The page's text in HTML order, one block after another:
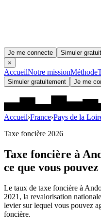
Je me connecte
Simuler
×
AccueilNotre missionMéthode
Simuler gratuitement Je me
Accueil›France›Pays de la
Taxe foncière 2026
Taxe foncière à
ce que vous
Le taux de taxe foncière à
2021, la revalorisation
levier sur lequel vous pouvez
foncière.